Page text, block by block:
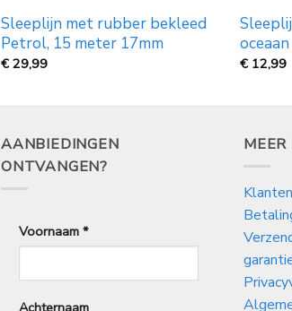
Sleeplijn met rubber bekleed
Petrol, 15 meter 17mm
€ 29,99 € 12,99
AANBIEDINGEN
ONTVANGEN?
Voornaam *
Achternaam